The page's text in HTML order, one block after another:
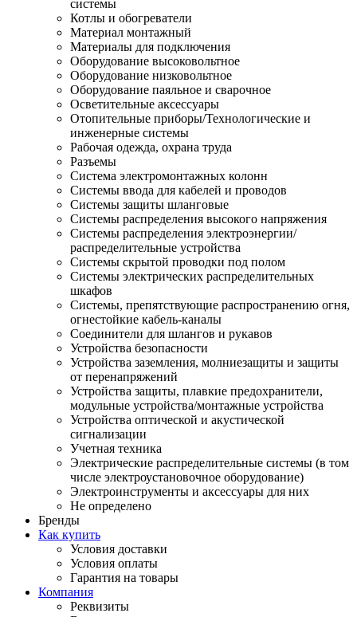
системы
Котлы и обогреватели
Материал монтажный
Материалы для подключения
Оборудование высоковольтное
Оборудование низковольтное
Оборудование паяльное и сварочное
Осветительные аксессуары
Отопительные приборы/Технологические и
инженерные системы
Рабочая одежда, охрана труда
Разъемы
Система электромонтажных колонн
Системы ввода для кабелей и проводов
Системы защиты шланговые
Системы распределения высокого напряжения
Системы распределения электроэнергии/
распределительные устройства
Системы скрытой проводки под полом
Системы электрических распределительных
шкафов
Системы, препятствующие распространению огня,
огнестойкие кабель-каналы
Соединители для шлангов и рукавов
Устройства безопасности
Устройства заземления, молниезащиты и защиты
от перенапряжений
Устройства защиты, плавкие предохранители,
модульные устройства/монтажные устройства
Устройства оптической и акустической
сигнализации
Учетная техника
Электрические распределительные системы (в том
числе электроустановочное оборудование)
Электроинструменты и аксессуары для них
Не определено
Бренды
Как купить
Условия доставки
Условия оплаты
Гарантия на товары
Компания
Реквизиты